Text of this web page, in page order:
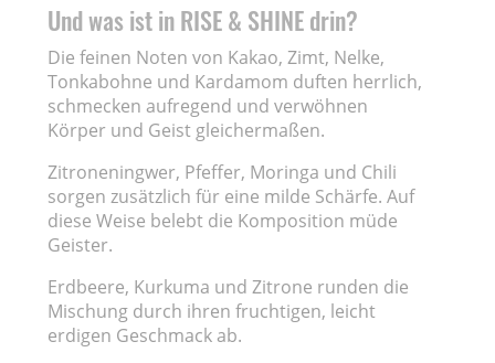
Und was ist in RISE & SHINE drin?
Die feinen Noten von Kakao, Zimt, Nelke,
Tonkabohne und Kardamom duften herrlich,
schmecken aufregend und verwöhnen
Körper und Geist gleichermaßen.
Zitroneningwer, Pfeffer, Moringa und Chili
sorgen zusätzlich für eine milde Schärfe. Auf
diese Weise belebt die Komposition müde
Geister.
Erdbeere, Kurkuma und Zitrone runden die
Mischung durch ihren fruchtigen, leicht
erdigen Geschmack ab.